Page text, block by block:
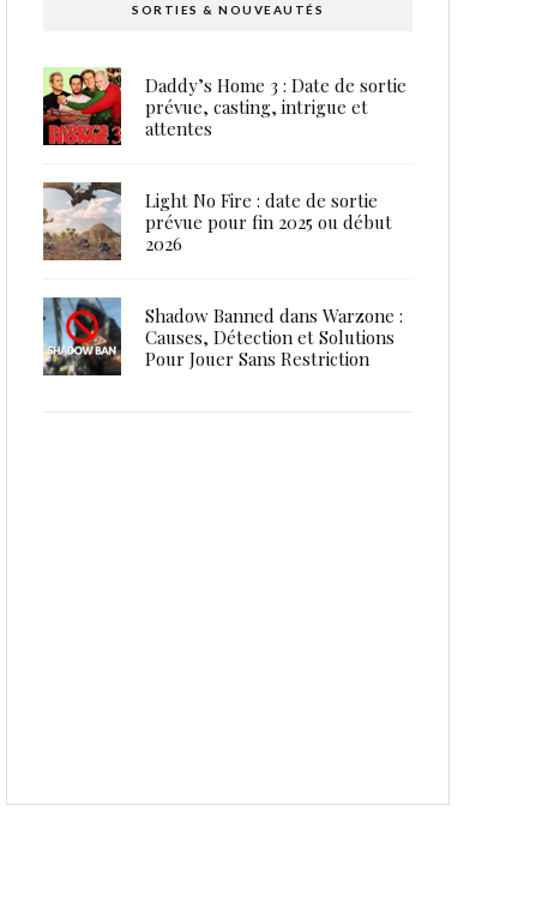
SORTIES & NOUVEAUTÉS
Daddy’s Home 3 : Date de sortie
prévue, casting, intrigue et
attentes
Light No Fire : date de sortie
prévue pour fin 2025 ou début
2026
Shadow Banned dans Warzone :
Causes, Détection et Solutions
Pour Jouer Sans Restriction